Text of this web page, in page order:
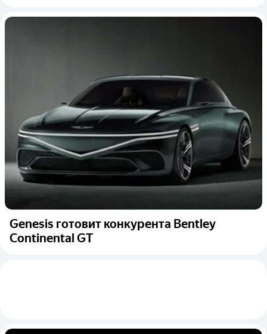
Genesis готовит конкурента Bentley
Continental GT